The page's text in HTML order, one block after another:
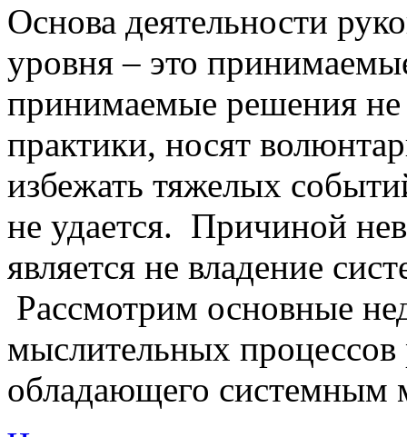
Основа деятельности
уровня – это
принимаемые решения не
практики, носят
избежать тяжелых
не удается. Причиной
является не владение
Рассмотрим основные
мыслительных процессов
обладающего